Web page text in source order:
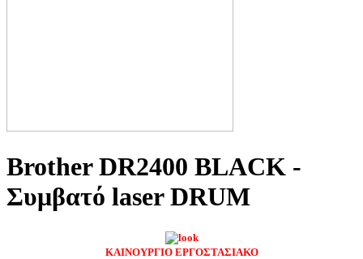
Brother DR2400 BLACK -
Συμβατό laser DRUM
ΚΑΙΝΟΥΡΓΙΟ ΕΡΓΟΣΤΑΣΙΑΚΟ